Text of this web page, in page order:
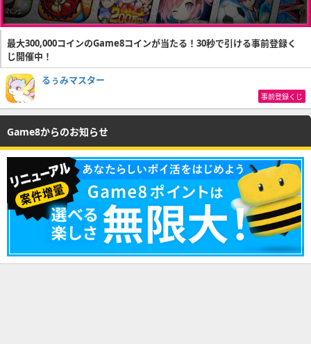
最大300,000コインのGame8コインが当たる！30秒で引ける事前登録く
じ開催中！
るぅみマスター
事前登録くじ
Game8からのお知らせ